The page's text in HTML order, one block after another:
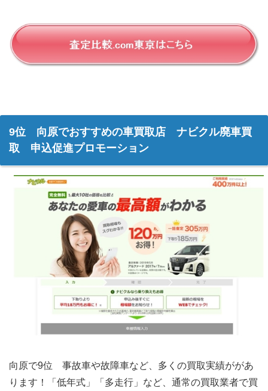
9位 向原でおすすめの車買取店 ナビクル廃車買
取 申込促進プロモーション
向原で9位 事故車や故障車など、多くの買取実績ががあ
ります！「低年式」「多走行」など、通常の買取業者で買